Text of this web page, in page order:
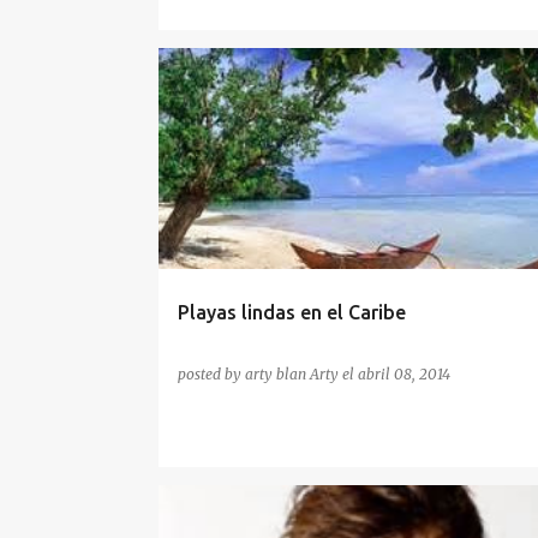
Playas lindas en el Caribe
posted by arty blan Arty el abril 08, 2014
ARENA PLAYAS TURISMO
PEINADOS PARA HOMBRES